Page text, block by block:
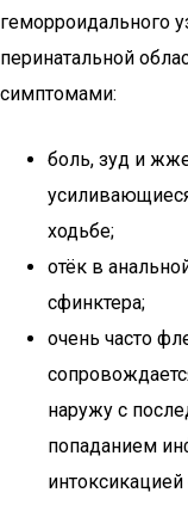
геморроидального
перинатальной
симптомами:
боль, зуд и
ходьбе;
отёк в
сфинктера;
очень часто
наружу с
попаданием
интоксикацией